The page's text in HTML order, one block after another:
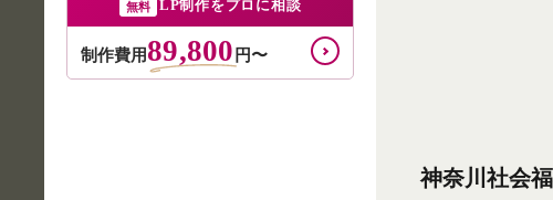
無料 LP制作をプロに相談
制作費用89,800 円〜
神奈川社会